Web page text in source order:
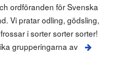
ordföranden för Svenska
Vi pratar odling, gödsling,
i sorter sorter sorter!
grupperingarna av